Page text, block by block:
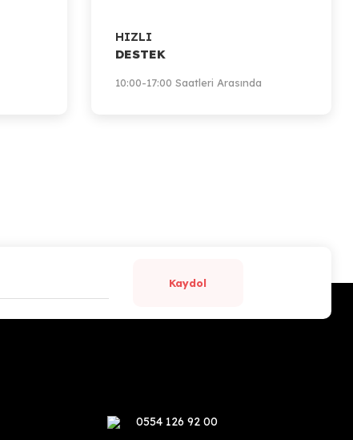
HIZLI
DESTEK
10:00-17:00 Saatleri Arasında
Kaydol
0554 126 92 00